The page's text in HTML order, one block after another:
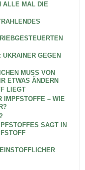
ALLE MAL DIE
UKRAINER GEGEN
MUSS VON
ETWAS ÄNDERN
LIEGT
IMPFSTOFFE – WIE
SAGT IN